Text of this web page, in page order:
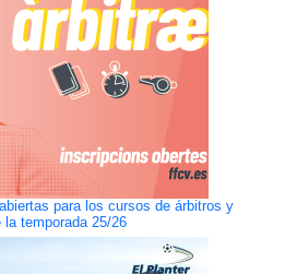
para los cursos de árbitros y
temporada 25/26